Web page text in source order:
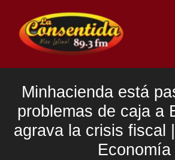
contenido
Minhacienda está
problemas de caja a
agrava la crisis fiscal |
Economía